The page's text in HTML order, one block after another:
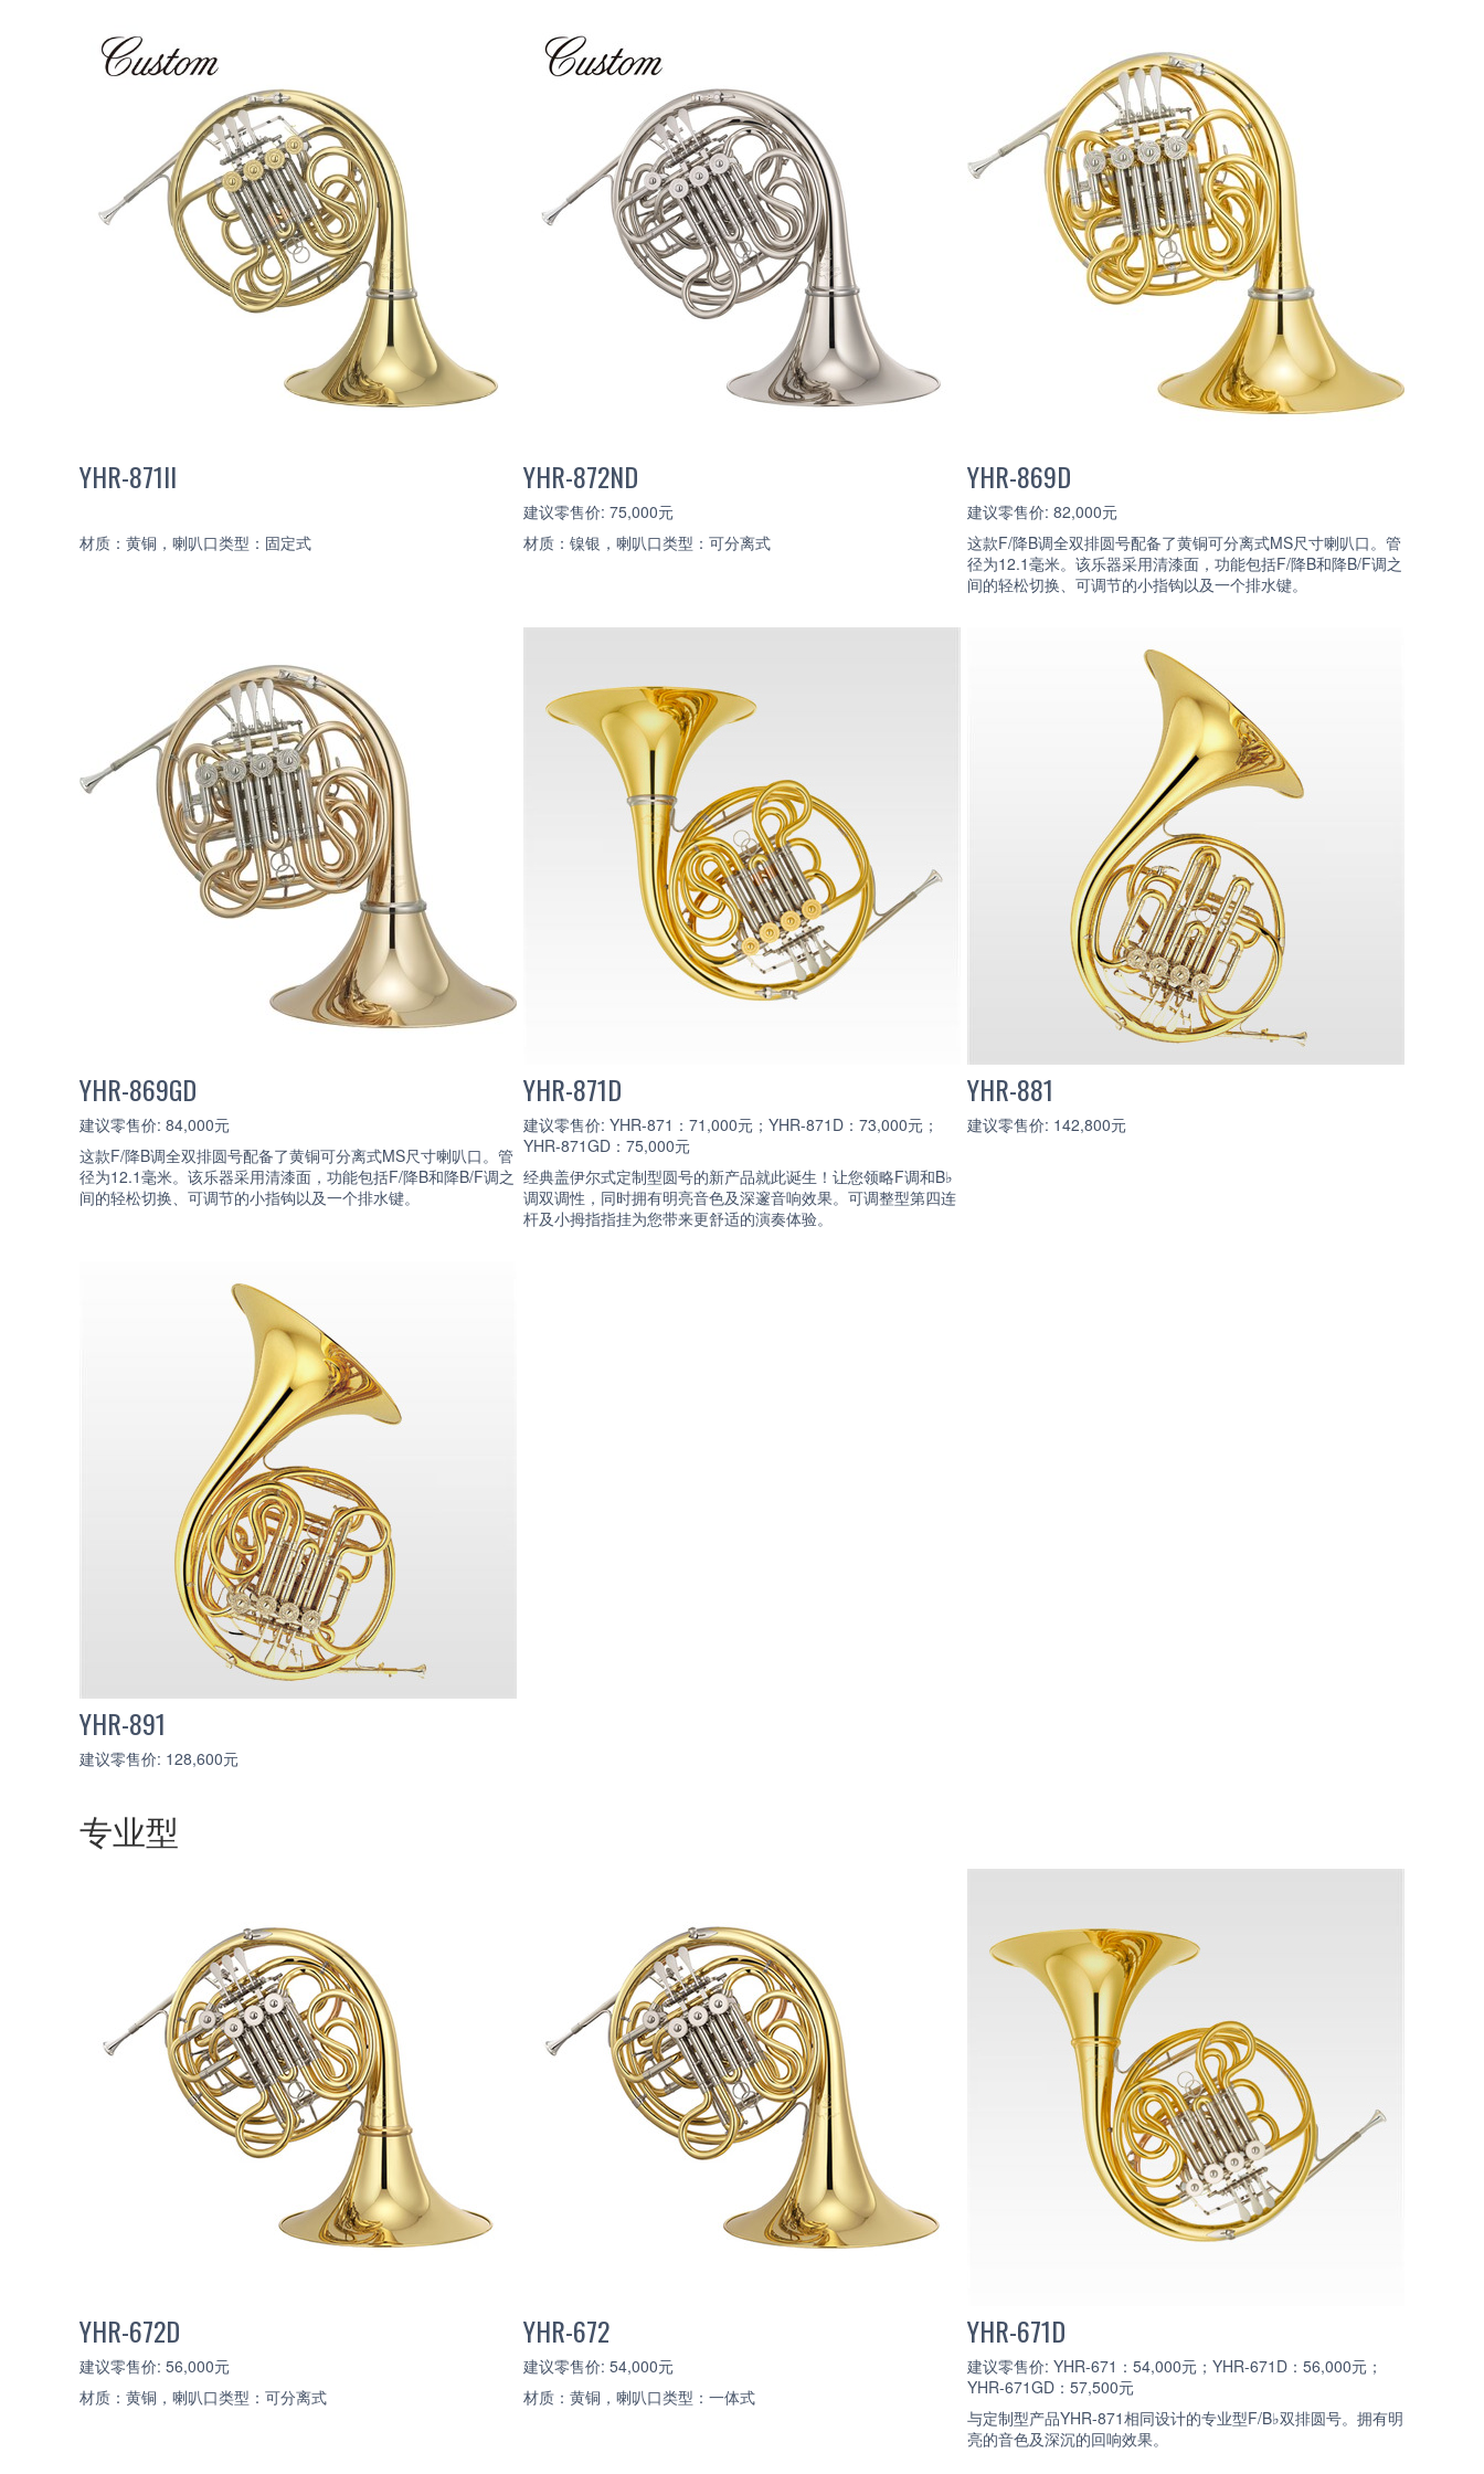
YHR-871II
材质：黄铜，喇叭口类型：固定式
YHR-872ND
建议零售价: 75,000元
材质：镍银，喇叭口类型：可分离式
YHR-869D
建议零售价: 82,000元
这款F/降B调全双排圆号配备了黄铜可分离式MS尺寸喇叭口。管
径为12.1毫米。该乐器采用清漆面，功能包括F/降B和降B/F调之
间的轻松切换、可调节的小指钩以及一个排水键。
YHR-869GD
建议零售价: 84,000元
这款F/降B调全双排圆号配备了黄铜可分离式MS尺寸喇叭口。管
径为12.1毫米。该乐器采用清漆面，功能包括F/降B和降B/F调之
间的轻松切换、可调节的小指钩以及一个排水键。
YHR-871D
建议零售价: YHR-871：71,000元；YHR-871D：73,000元；
YHR-871GD：75,000元
经典盖伊尔式定制型圆号的新产品就此诞生！让您领略F调和B♭
调双调性，同时拥有明亮音色及深邃音响效果。可调整型第四连
杆及小拇指指挂为您带来更舒适的演奏体验。
YHR-881
建议零售价: 142,800元
YHR-891
建议零售价: 128,600元
专业型
YHR-672D
建议零售价: 56,000元
材质：黄铜，喇叭口类型：可分离式
YHR-672
建议零售价: 54,000元
材质：黄铜，喇叭口类型：一体式
YHR-671D
建议零售价: YHR-671：54,000元；YHR-671D：56,000元；
YHR-671GD：57,500元
与定制型产品YHR-871相同设计的专业型F/B♭双排圆号。拥有明
亮的音色及深沉的回响效果。